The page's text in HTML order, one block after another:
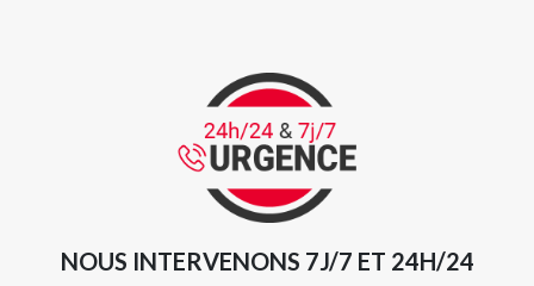
NOUS INTERVENONS 7J/7 ET 24H/24